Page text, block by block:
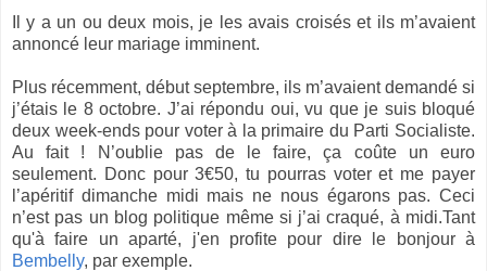
Il y a un ou deux mois, je les avais croisés et ils m’avaient
annoncé leur mariage imminent.
Plus récemment, début septembre, ils m’avaient demandé si
j’étais le 8 octobre. J’ai répondu oui, vu que je suis bloqué
deux week-ends pour voter à la primaire du Parti Socialiste.
Au fait ! N’oublie pas de le faire, ça coûte un euro
seulement. Donc pour 3€50, tu pourras voter et me payer
l’apéritif dimanche midi mais ne nous égarons pas. Ceci
n’est pas un blog politique même si j’ai craqué, à midi.Tant
qu'à faire un aparté, j'en profite pour dire le bonjour à
Bembelly, par exemple.